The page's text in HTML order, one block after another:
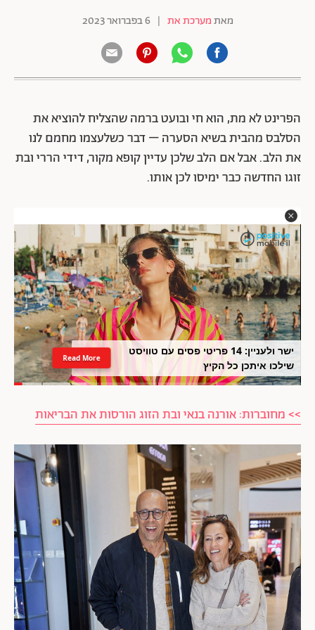
מאתמערכת את | 6 בפברואר 2023
הפרינט לא מת, הוא חי ובועט ברמה שהצליח להוציא את
הסלבס מהבית בשיא הסערה – דבר כשלעצמו מחמם לנו
את הלב. אבל אם הלב שלכן עדיין קופא מקור, דידי הררי ובת
זוגו החדשה כבר ימיסו לכן אותו.
ישר ולעניין: 14 פריטי פסים עם טוויסט
שילכו איתכן כל הקיץ
Read More
>> מחוברות: אורנה בנאי ובת הזוג הורסות את הבריאות